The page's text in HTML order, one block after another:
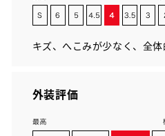
キズ、へこみが少なく、全体
外装評価